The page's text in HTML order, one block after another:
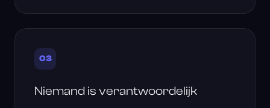
03
Niemand is verantwoordelijk